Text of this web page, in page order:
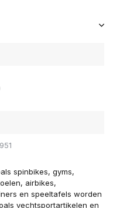
spinbikes, gyms,
airbikes,
en speeltafels worden
vechtsportartikelen en